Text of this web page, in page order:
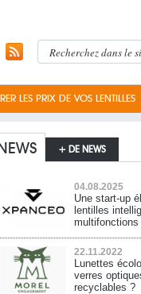
LES PRIX DE VOS LENTILLES
+ DE NEWS
04.08.2025
Une start-up
lentilles
multifonctions
22.11.2022
Lunettes
verres
recyclables ?